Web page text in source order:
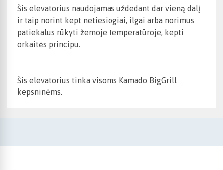
Šis elevatorius naudojamas uždedant dar vieną dalį
ir taip norint kept netiesiogiai, ilgai arba norimus
patiekalus rūkyti žemoje temperatūroje, kepti
orkaitės principu.
Šis elevatorius tinka visoms Kamado BigGrill
kepsninėms.